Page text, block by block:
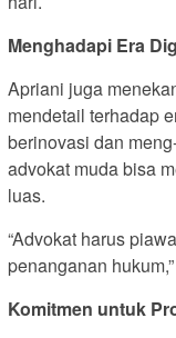
Menghadapi Era
Apriani juga
mendetail terhadap
berinovasi dan
advokat muda bisa
luas.
“Advokat harus
penanganan
Komitmen untuk